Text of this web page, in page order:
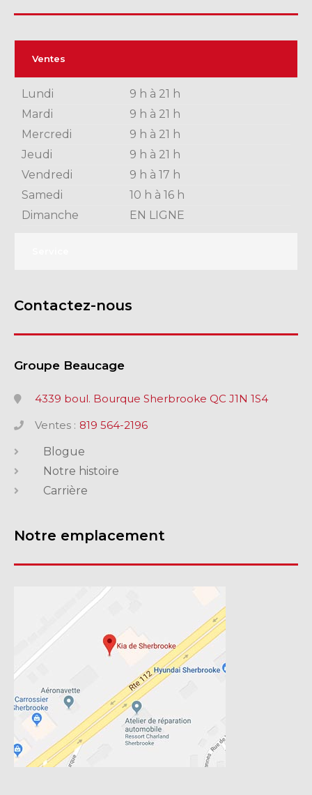
Ventes
Lundi
9 h à 21 h
Mardi
9 h à 21 h
Mercredi
9 h à 21 h
Jeudi
9 h à 21 h
Vendredi
9 h à 17 h
Samedi
10 h à 16 h
Dimanche
EN LIGNE
Contactez-nous
Groupe Beaucage
4339 boul. Bourque Sherbrooke QC J1N 1S4
Ventes : 819 564-2196
Blogue
Notre histoire
Carrière
Notre emplacement